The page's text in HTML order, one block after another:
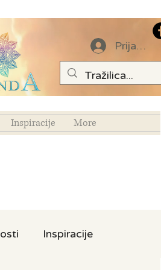
Prijava
Inspiracije More
Inspiracije